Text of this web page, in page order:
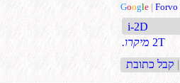
Google | Forvo
i-2D
.מיקרו 2T
|